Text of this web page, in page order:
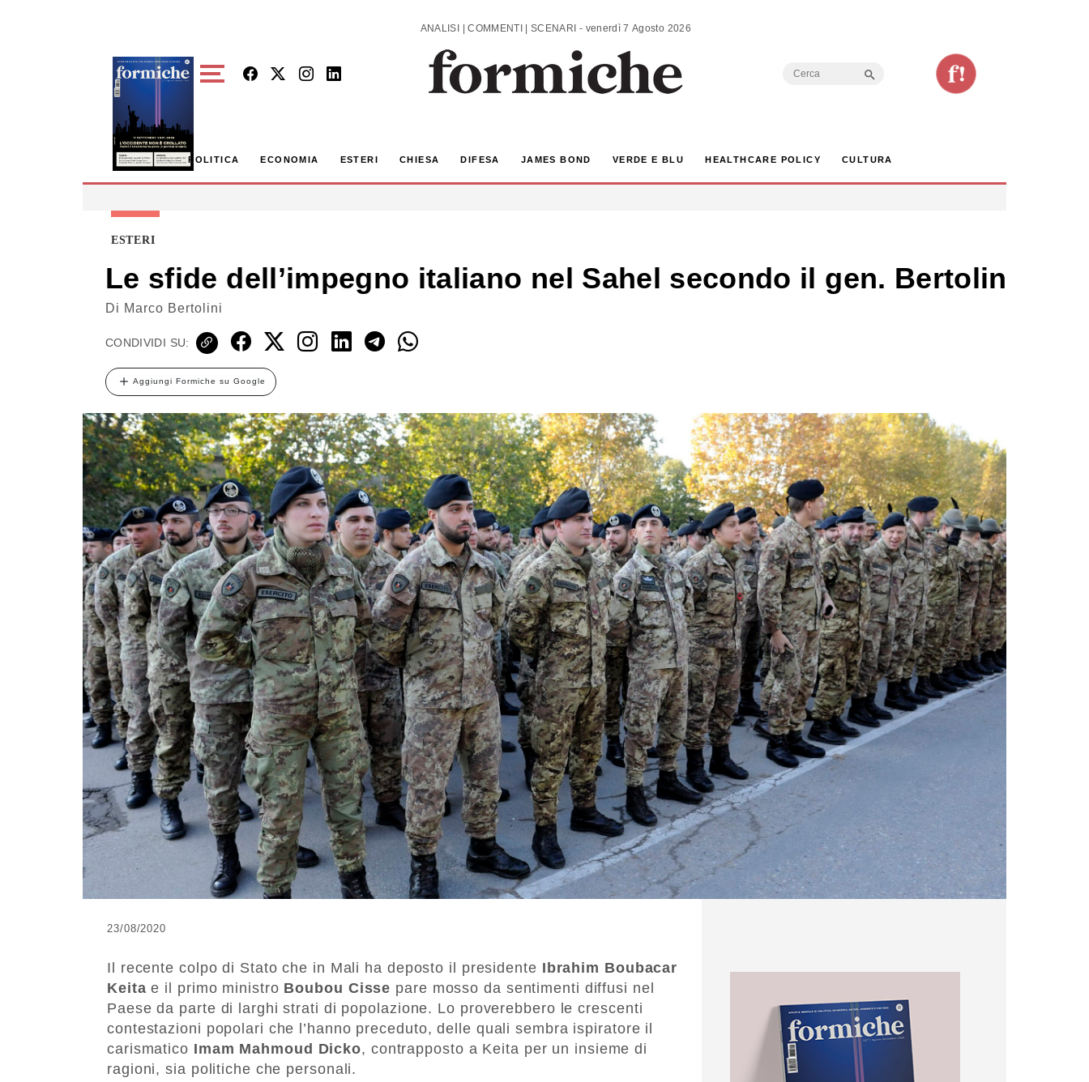
ANALISI | COMMENTI | SCENARI - venerdì 7 Agosto 2026
Search
POLITICA ECONOMIA ESTERI CHIESA DIFESA JAMES BOND VERDE E BLU HEALTHCARE POLICY CULTURA
ESTERI
Le sfide dell’impegno italiano nel Sahel secondo il gen. Bertolini
Di Marco Bertolini
CONDIVIDI SU:
Aggiungi Formiche su Google
23/08/2020
Il recente colpo di Stato che in Mali ha deposto il presidente Ibrahim Boubacar
Keita e il primo ministro Boubou Cisse pare mosso da sentimenti diffusi nel
Paese da parte di larghi strati di popolazione. Lo proverebbero le crescenti
contestazioni popolari che l’hanno preceduto, delle quali sembra ispiratore il
carismatico Imam Mahmoud Dicko, contrapposto a Keita per un insieme di
ragioni, sia politiche che personali.